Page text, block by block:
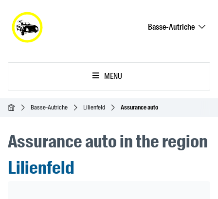
Basse-Autriche
MENU
AccueilBasse-Autriche Lilienfeld Assurance auto
Assurance auto in the region
Lilienfeld